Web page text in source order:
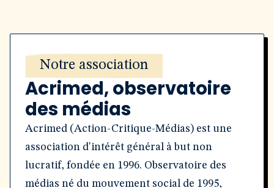
Notre association
Acrimed, observatoire
des médias
Acrimed (Action-Critique-Médias) est une
association d'intérêt général à but non
lucratif, fondée en 1996. Observatoire des
médias né du mouvement social de 1995,